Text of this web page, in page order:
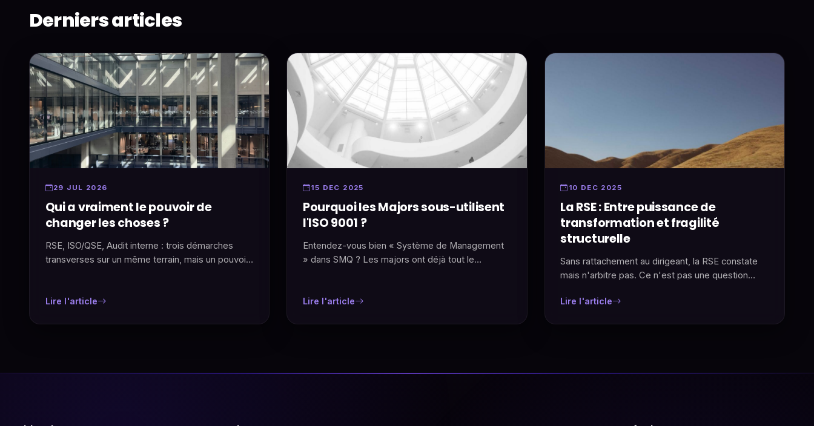
Derniers articles
29 JUL 2026
Qui a vraiment le pouvoir de
changer les choses ?
RSE, ISO/QSE, Audit interne : trois démarches
transverses sur un même terrain, mais un pouvoir
d'observation en grandes structures, décryptés
Lire l'article
15 DEC 2025
Pourquoi les Majors sous-utilisent
l'ISO 9001 ?
Entendez-vous bien « Système de Management
» dans SMQ ? Les majors ont déjà tout le
Lire l'article
10 DEC 2025
La RSE : Entre puissance de
transformation et fragilité
structurelle
Sans rattachement au dirigeant, la RSE constate
mais n'arbitre pas. Ce n'est pas une question
gouvernance.
Lire l'article